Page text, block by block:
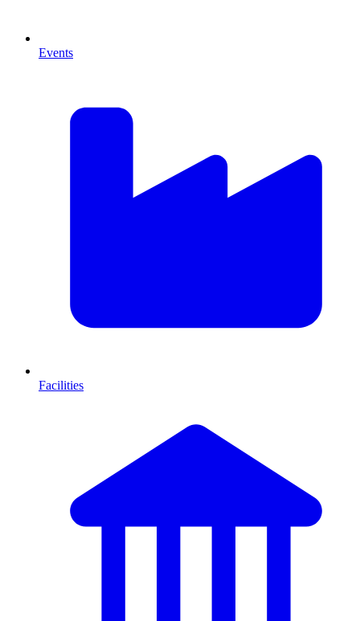
Events
Facilities